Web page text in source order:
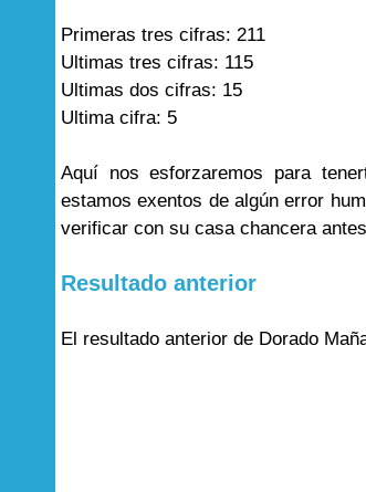
Primeras tres cifras: 211
Ultimas tres cifras: 115
Ultimas dos cifras: 15
Ultima cifra: 5
Aquí nos esforzaremos para
estamos exentos de algún error
verificar con su casa chancera
Resultado anterior
El resultado anterior de Dorado